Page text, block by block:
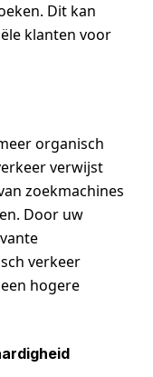
Dit kan
klanten voor
organisch
verwijst
zoekmachines
Door uw
verkeer
hogere